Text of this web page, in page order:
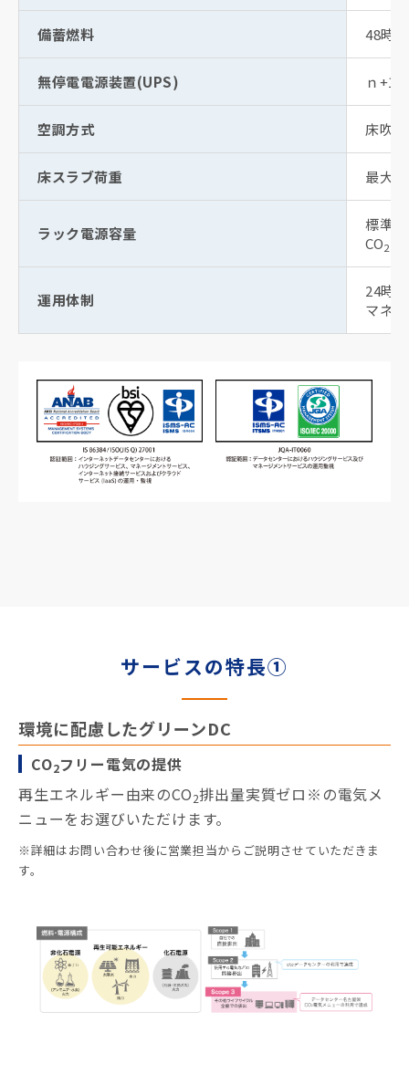
備蓄燃料 48時
無停電電源装置(UPS) ｎ+1
空調方式 床吹
床スラブ荷重 最大
ラック電源容量
標準
CO2
運用体制
24時
マネ
サービスの特長①
環境に配慮したグリーンDC
CO2フリー電気の提供
再生エネルギー由来のCO2排出量実質ゼロ※の電気メ
ニューをお選びいただけます。
※詳細はお問い合わせ後に営業担当からご説明させていただきま
す。